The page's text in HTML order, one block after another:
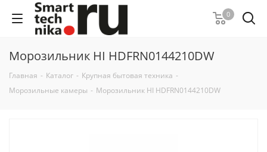
0
Морозильник HI HDFRN0144210DW
Главная - Каталог - Крупная бытовая техника -
Морозильные камеры - Морозильник HI HDFRN0144210DW